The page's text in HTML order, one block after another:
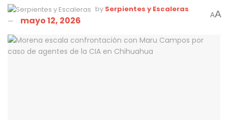
by Serpientes y Escaleras
mayo 12, 2026 AA